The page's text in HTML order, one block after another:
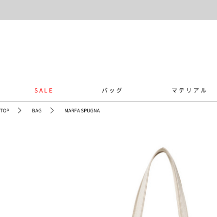
SALE バッグ マテリアル
TOP BAG MARFA SPUGNA